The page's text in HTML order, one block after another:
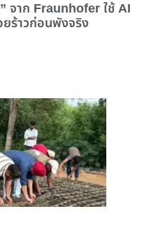
จาก Fraunhofer ใช้ AI
ยร้าวก่อนพังจริง